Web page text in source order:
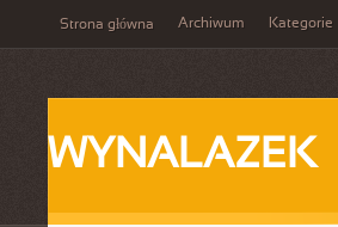
Strona główna Archiwum Kategorie
WYNALAZEK